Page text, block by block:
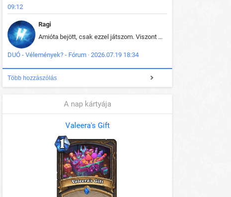
09:12
Ragi
Amióta bejött, csak ezzel játszom. Viszont mint minden más - akár az alapjáték is, ez is baromira összetett lett. Néha már pár kör után is esélytelen az egész. Vagy irreállisan túltápol valaki, vagy lelép a partner, vagy csak hülye mint a segg. És amikor eljönne az én időm, na akkor jön el mindenki másé is. Engem jobban érdekelne, hogy ki milyen ratingen szokott játszani. Na ez lenne egy érdekes adat.
DUÓ - Vélemények? - Fórum · 2026.07.19 18:34
Több hozzászólás
A nap kártyája
Valeera's Gift